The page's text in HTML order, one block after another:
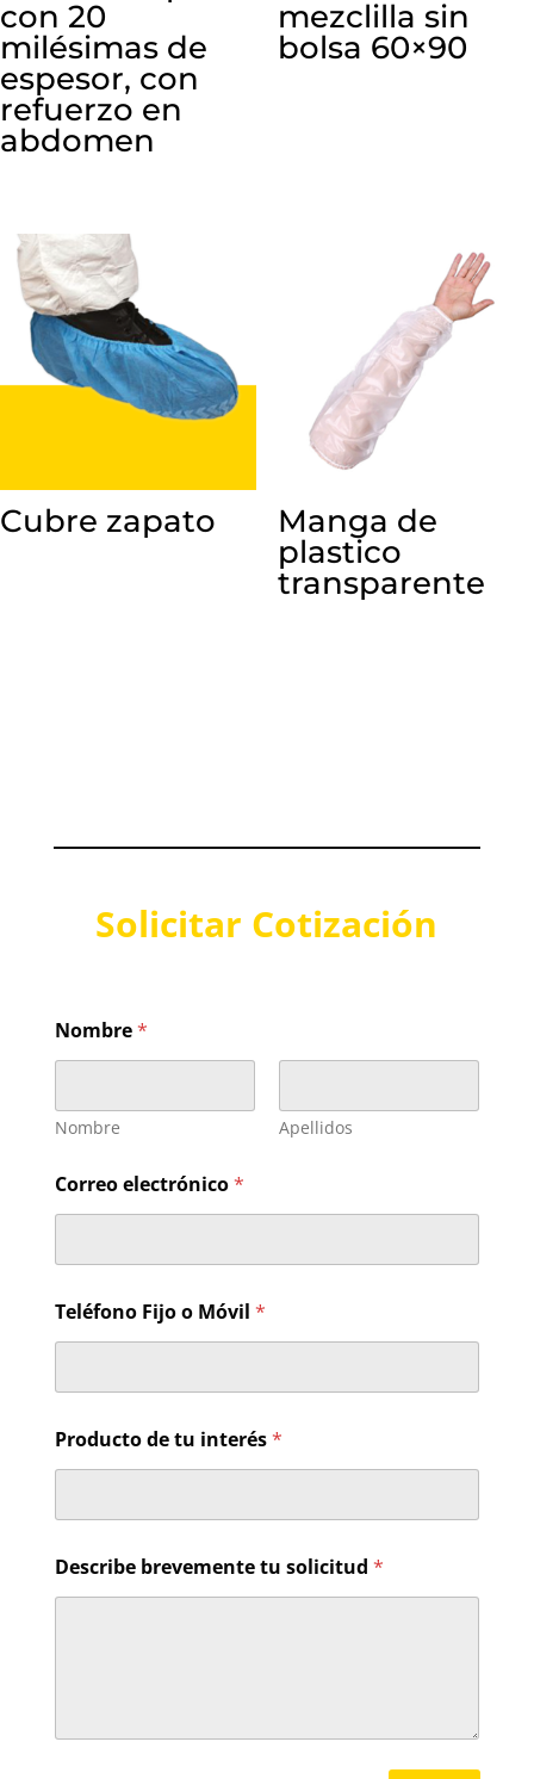
con 20
milésimas de
espesor, con
refuerzo en
abdomen
mezclilla sin
bolsa 60×90
Cubre zapato
Manga de
plastico
transparente
Solicitar Cotización
Nombre*
Nombre Apellidos
Correo electrónico*
Teléfono Fijo o Móvil *
t
u
Producto de tu interés*
Describe brevemente tu solicitud *